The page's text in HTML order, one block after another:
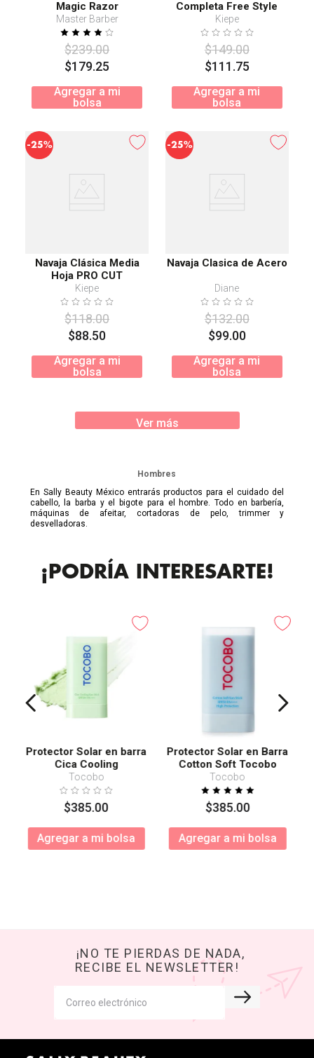
Magic Razor
Master Barber
$239.00
$179.25
Agregar a mi
bolsa
Completa Free Style
Kiepe
$149.00
$111.75
Agregar a mi
bolsa
-25%
Navaja Clásica Media
Hoja PRO CUT
Kiepe
$118.00
$88.50
Agregar a mi
bolsa
-25%
Navaja Clasica de Acero
Diane
$132.00
$99.00
Agregar a mi
bolsa
Ver más
Hombres
En Sally Beauty México entrarás productos para el cuidado del
cabello, la barba y el bigote para el hombre. Todo en barbería,
máquinas de afeitar, cortadoras de pelo, trimmer y
desvelladoras.
¡PODRÍA INTERESARTE!
Protector Solar en barra
Cica Cooling
Tocobo
$385.00
Agregar a mi bolsa
Protector Solar en Barra
Cotton Soft Tocobo
SPF50+ PA++++
Tocobo
$385.00
Agregar a mi bolsa
¡NO TE PIERDAS DE NADA,
RECIBE EL NEWSLETTER!